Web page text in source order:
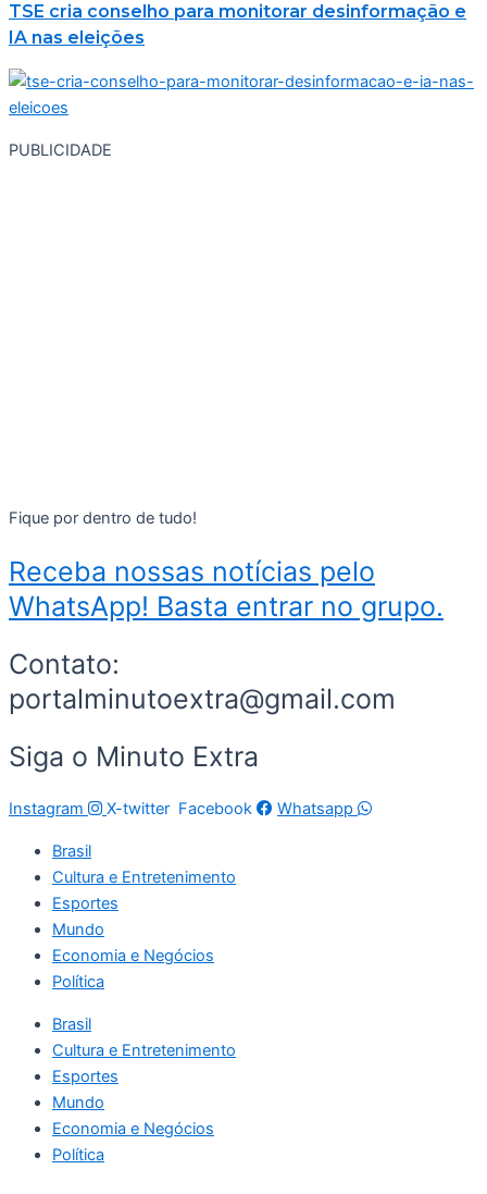
TSE cria conselho para monitorar desinformação e
IA nas eleições
PUBLICIDADE
Fique por dentro de tudo!
Receba nossas notícias pelo
WhatsApp! Basta entrar no grupo.
Contato:
portalminutoextra@gmail.com
Siga o Minuto Extra
Instagram X-twitter Facebook Whatsapp
Brasil
Cultura e Entretenimento
Esportes
Mundo
Economia e Negócios
Política
Brasil
Cultura e Entretenimento
Esportes
Mundo
Economia e Negócios
Política